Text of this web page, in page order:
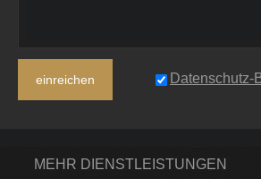
einreichen Datenschutz-
MEHR DIENSTLEISTUNGEN